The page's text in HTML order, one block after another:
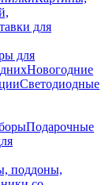
для
для
Новогодние
Светодиодные
Подарочные
поддоны,